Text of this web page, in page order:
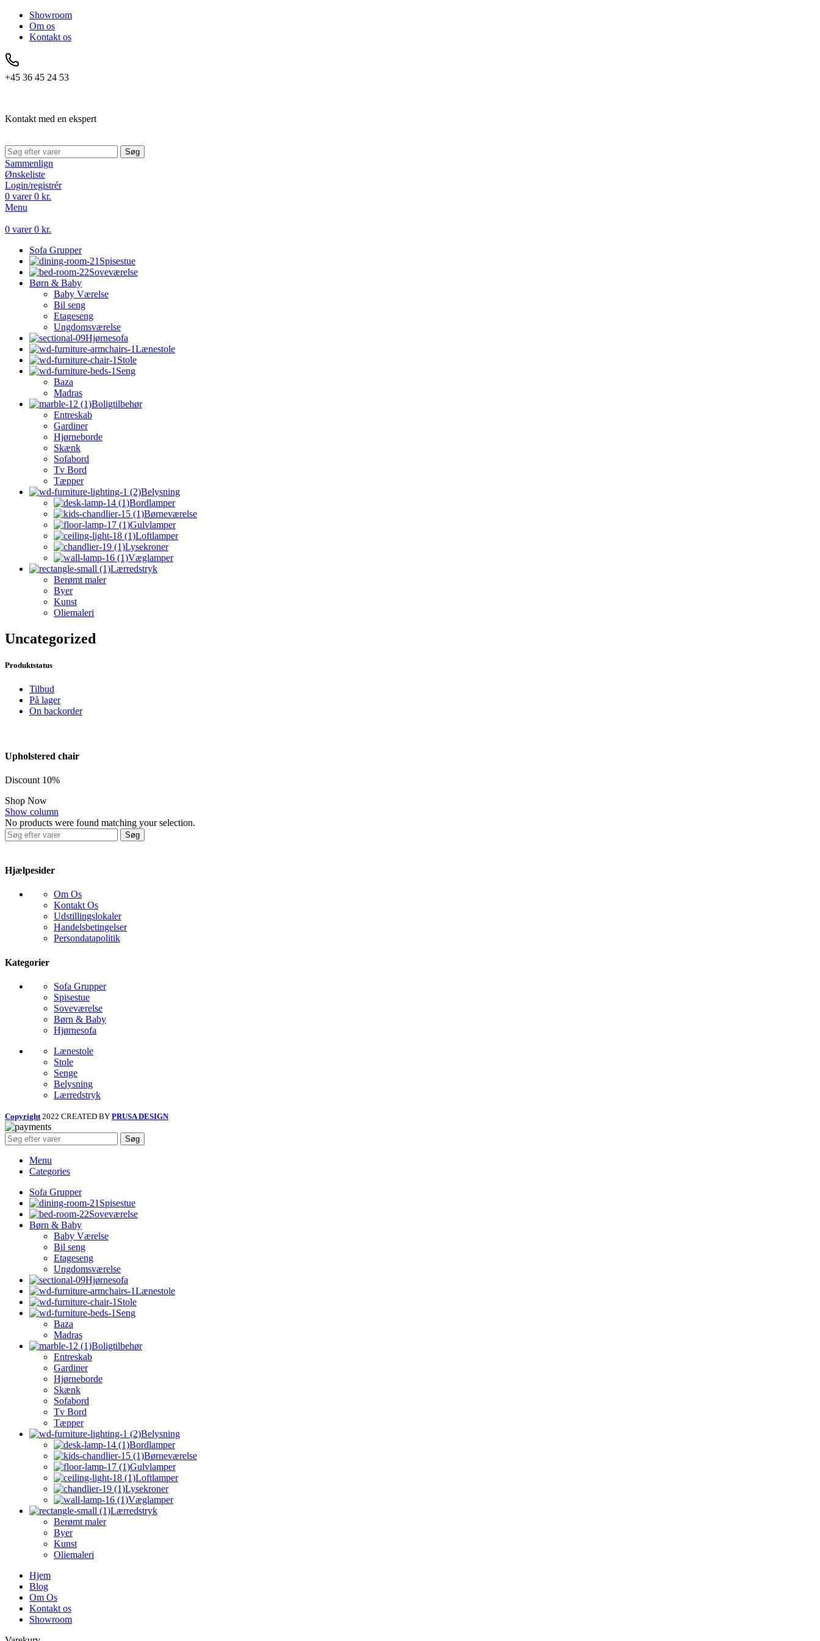
Showroom
Om os
Kontakt os
+45 36 45 24 53
Kontakt med en ekspert
Søg
Sammenlign
Ønskeliste
Login/registrér
0 varer 0 kr.
Menu
0 varer 0 kr.
Sofa Grupper
Spisestue
Soveværelse
Børn & Baby
Baby Værelse
Bil seng
Etageseng
Ungdomsværelse
Hjørnesofa
Lænestole
Stole
Seng
Baza
Madras
Boligtilbehør
Entreskab
Gardiner
Hjørneborde
Skænk
Sofabord
Tv Bord
Tæpper
Belysning
Bordlamper
Børneværelse
Gulvlamper
Loftlamper
Lysekroner
Væglamper
Lærredstryk
Berømt maler
Byer
Kunst
Oliemaleri
Uncategorized
Produktstatus
Tilbud
På lager
On backorder
Upholstered chair
Discount 10%
Shop Now
Show column
No products were found matching your selection.
Søg
Hjælpesider
Om Os
Kontakt Os
Udstillingslokaler
Handelsbetingelser
Persondatapolitik
Kategorier
Sofa Grupper
Spisestue
Soveværelse
Børn & Baby
Hjørnesofa
Lænestole
Stole
Senge
Belysning
Lærredstryk
Copyright 2022 CREATED BY PRUSA DESIGN
Søg
Menu
Categories
Sofa Grupper
Spisestue
Soveværelse
Børn & Baby
Baby Værelse
Bil seng
Etageseng
Ungdomsværelse
Hjørnesofa
Lænestole
Stole
Seng
Baza
Madras
Boligtilbehør
Entreskab
Gardiner
Hjørneborde
Skænk
Sofabord
Tv Bord
Tæpper
Belysning
Bordlamper
Børneværelse
Gulvlamper
Loftlamper
Lysekroner
Væglamper
Lærredstryk
Berømt maler
Byer
Kunst
Oliemaleri
Hjem
Blog
Om Os
Kontakt os
Showroom